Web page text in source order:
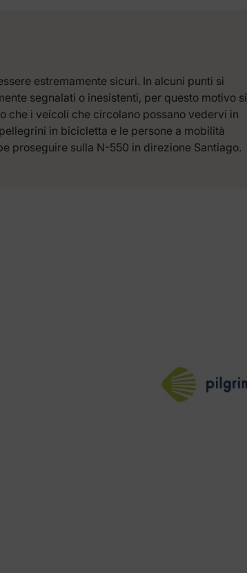
estremamente sicuri. In alcuni punti si
segnalati o inesistenti, per questo motivo si
che i veicoli che circolano possano vedervi in
in bicicletta e le persone a mobilità
proseguire sulla N-550 in direzione Santiago.